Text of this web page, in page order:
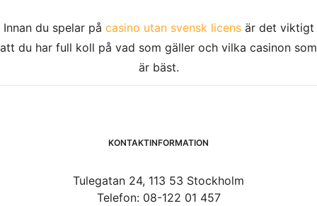
Innan du spelar på casino utan svensk licensär det viktigt
att du har full koll på vad som gäller och vilka casinon som
är bäst.
KONTAKTINFORMATION
Tulegatan 24, 113 53 Stockholm
Telefon: 08-122 01 457